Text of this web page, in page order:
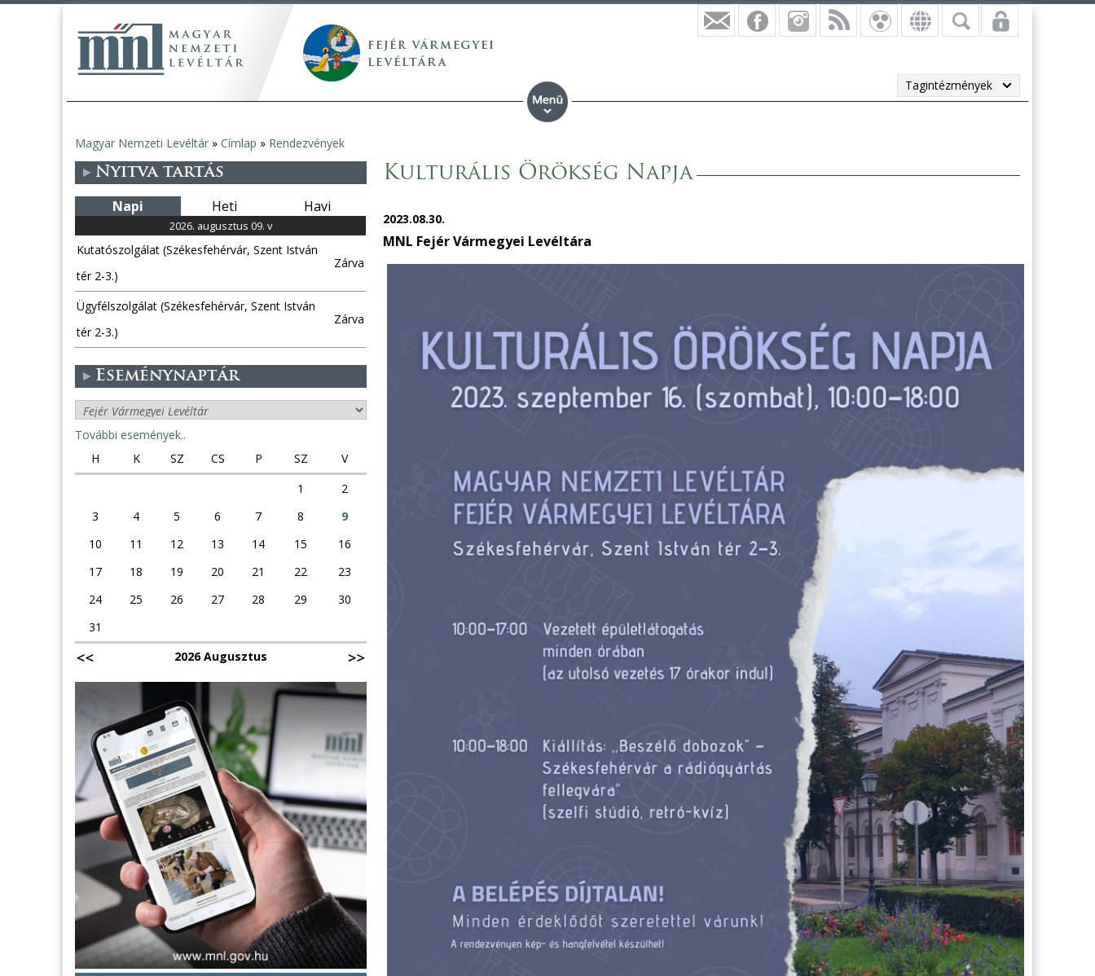
Tagintézmények
Jelenlegi
hely
Magyar Nemzeti Levéltár » Címlap » Rendezvények
Kulturális Örökség Napja
2023.08.30.
MNL Fejér Vármegyei Levéltára
Nyitva tartás
Napi Heti Havi
2026. augusztus 09. v
Kutatószolgálat (Székesfehérvár, Szent István
tér 2-3.)
Zárva
Ügyfélszolgálat (Székesfehérvár, Szent István
tér 2-3.)
Zárva
Eseménynaptár
További események..
H
K SZ CS P SZ
V
1
2
3
4 5 6 7 8
9
10
11 12 13 14 15
16
17
18 19 20 21 22
23
24
25 26 27 28 29
30
31
2026 Augusztus